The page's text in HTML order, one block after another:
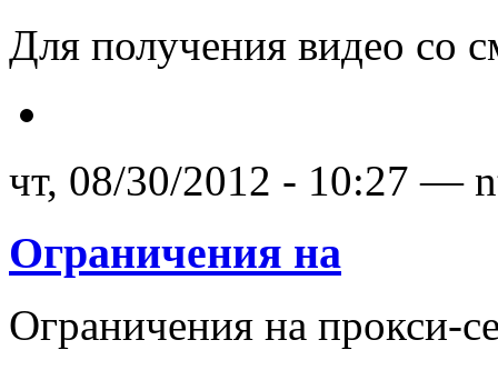
Для получения видео со
чт, 08/30/2012 - 10:27 —
Ограничения на
Ограничения на прокси-